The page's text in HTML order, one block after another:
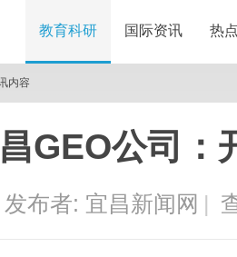
教育科研 国际资讯 热
内容
GEO公司：
发布者: 宜昌新闻网 |